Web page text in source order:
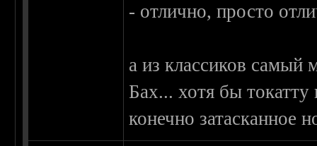
- отлично, просто
а из классиков самый
Бах... хотя бы
конечно затасканное